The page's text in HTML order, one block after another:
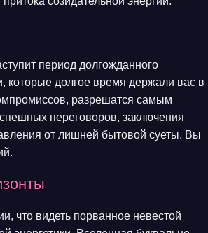
период долгожданного
которые долгое время держали вас в
разрешатся самым
переговоров, заключения
от лишней бытовой суеты. Вы
что видеть порванное невестой